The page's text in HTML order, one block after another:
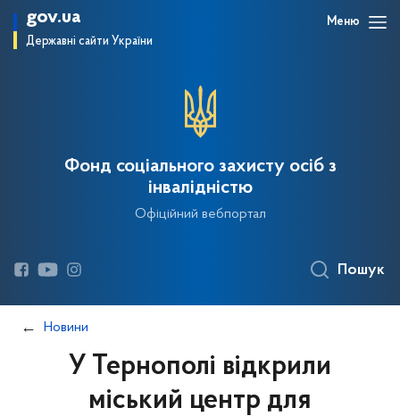
gov.ua
Державні сайти України
Меню
Фонд соціального захисту осіб з
інвалідністю
Офіційний вебпортал
Пошук
Новини
У Тернополі відкрили
міський центр для